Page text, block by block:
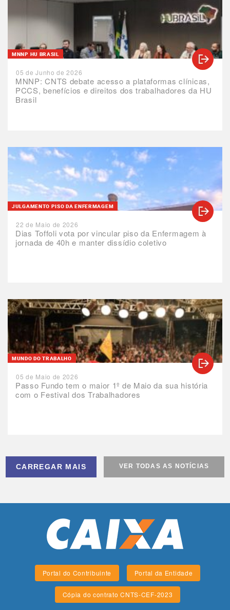
MNNP: CNTS debate acesso a plataformas clínicas,
PCCS, benefícios e direitos dos trabalhadores da HU
Brasil
MNNP HU BRASIL
05 de Junho de 2026
Dias Toffoli vota por vincular piso da Enfermagem à
jornada de 40h e manter dissídio coletivo
JULGAMENTO PISO DA ENFERMAGEM
22 de Maio de 2026
Passo Fundo tem o maior 1º de Maio da sua história
com o Festival dos Trabalhadores
MUNDO DO TRABALHO
05 de Maio de 2026
CARREGAR MAIS VER TODAS AS NOTÍCIAS
Portal do Contribuinte Portal da Entidade
Cópia do contrato CNTS-CEF-2023